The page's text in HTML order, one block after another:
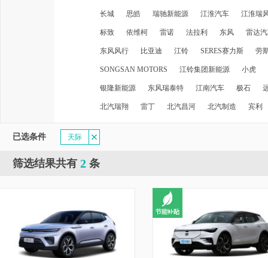
长城 思皓 瑞驰新能源 江淮汽车 江淮瑞
标致 依维柯 雷诺 法拉利 东风 雷达
东风风行 比亚迪 江铃 SERES赛力斯 劳
SONGSAN MOTORS 江铃集团新能源 小虎
银隆新能源 东风瑞泰特 江南汽车 极石
北汽瑞翔 雷丁 北汽昌河 北汽制造 宾利
已选条件 天际
筛选结果共有 2 条